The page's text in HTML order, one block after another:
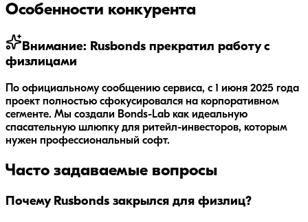
Особенности конкурента
Внимание: Rusbonds прекратил работу с
физлицами
По официальному сообщению сервиса, с 1 июня 2025 года
проект полностью сфокусировался на корпоративном
сегменте. Мы создали Bonds-Lab как идеальную
спасательную шлюпку для ритейл-инвесторов, которым
нужен профессиональный софт.
Часто задаваемые вопросы
Почему Rusbonds закрылся для физлиц?